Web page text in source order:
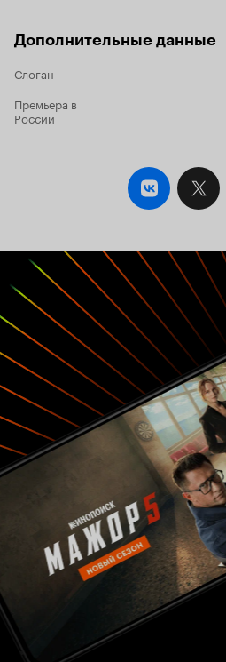
Дополнительные данные
Слоган
Премьера в
России